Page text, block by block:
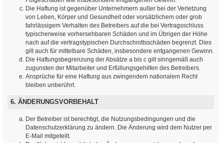
Die Haftung ist gegenüber Unternehmern außer bei der Verletzung
von Leben, Körper und Gesundheit oder vorsätzlichem oder grob
fahrlässigem Verhalten des Betreibers auf die bei Vertragsschluss
typischerweise vorhersehbaren Schäden und im Übrigen der Höhe
nach auf die vertragstypischen Durchschnittsschäden begrenzt. Dies
gilt auch für mittelbare Schäden, insbesondere entgangenen Gewinn.
Die Haftungsbegrenzung der Absätze a bis c gilt sinngemäß auch
zugunsten der Mitarbeiter und Erfüllungsgehilfen des Betreibers.
Ansprüche für eine Haftung aus zwingendem nationalem Recht
bleiben unberührt.
6. ÄNDERUNGSVORBEHALT
Der Betreiber ist berechtigt, die Nutzungsbedingungen und die
Datenschutzerklärung zu ändern. Die Änderung wird dem Nutzer per
E-Mail mitgeteilt.